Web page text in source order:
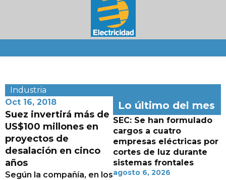
Industria
Oct 16, 2018
Suez invertirá más de
US$100 millones en
proyectos de
desalación en cinco
años
Según la compañía, en los
Lo último del mes
SEC: Se han formulado
cargos a cuatro
empresas eléctricas por
cortes de luz durante
sistemas frontales
agosto 6, 2026